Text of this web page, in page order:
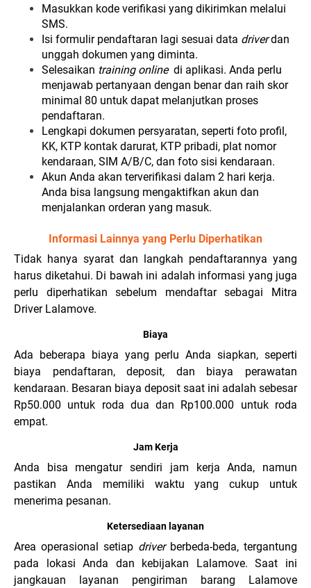
Masukkan kode verifikasi yang dikirimkan melalui
SMS.
Isi formulir pendaftaran lagi sesuai data driverdan
unggah dokumen yang diminta.
Selesaikan training onlinedi aplikasi. Anda perlu
menjawab pertanyaan dengan benar dan raih skor
minimal 80 untuk dapat melanjutkan proses
pendaftaran.
Lengkapi dokumen persyaratan, seperti foto profil,
KK, KTP kontak darurat, KTP pribadi, plat nomor
kendaraan, SIM A/B/C, dan foto sisi kendaraan.
Akun Anda akan terverifikasi dalam 2 hari kerja.
Anda bisa langsung mengaktifkan akun dan
menjalankan orderan yang masuk.
Informasi Lainnya yang Perlu Diperhatikan
Tidak hanya syarat dan langkah pendaftarannya yang
harus diketahui. Di bawah ini adalah informasi yang juga
perlu diperhatikan sebelum mendaftar sebagai Mitra
Driver Lalamove.
Biaya
Ada beberapa biaya yang perlu Anda siapkan, seperti
biaya pendaftaran, deposit, dan biaya perawatan
kendaraan. Besaran biaya deposit saat ini adalah sebesar
Rp50.000 untuk roda dua dan Rp100.000 untuk roda
empat.
Jam Kerja
Anda bisa mengatur sendiri jam kerja Anda, namun
pastikan Anda memiliki waktu yang cukup untuk
menerima pesanan.
Ketersediaan layanan
Area operasional setiap driverberbeda-beda, tergantung
pada lokasi Anda dan kebijakan Lalamove. Saat ini
jangkauan layanan pengiriman barang Lalamove